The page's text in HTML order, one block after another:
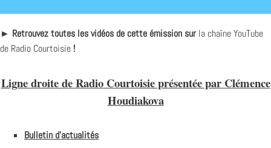
► Retrouvez toutes les vidéos de cette émission sur la chaîne YouTube
de Radio Courtoisie !
Ligne droite de Radio Courtoisie présentée par Clémence
Houdiakova
Bulletin d’actualités